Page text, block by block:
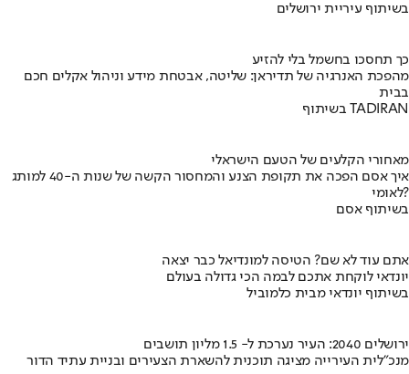
בשיתוף עיריית ירושלים
כך תחסכו בחשמל בלי להזיע
מהפכת האנרגיה של תדיראן: שליטה, אבטחת מידע וניהול אקלים חכם
בבית
בשיתוף TADIRAN
מאחורי הקלעים של הטעם הישראלי
איך אסם הפכה את תקופת הצנע והמחסור הקשה של שנות ה-40 למותג
לאומי?
בשיתוף אסם
אתם עוד לא שם? הטיסה למונדיאל כבר יצאה
יונדאי לוקחת אתכם לבמה הכי גדולה בעולם
בשיתוף יונדאי מבית כלמוביל
ירושלים 2040: העיר נערכת ל- 1.5 מליון תושבים
מנכ"לית העירייה מציגה תוכנית להשארת הצעירים ובניית עתיד הדור